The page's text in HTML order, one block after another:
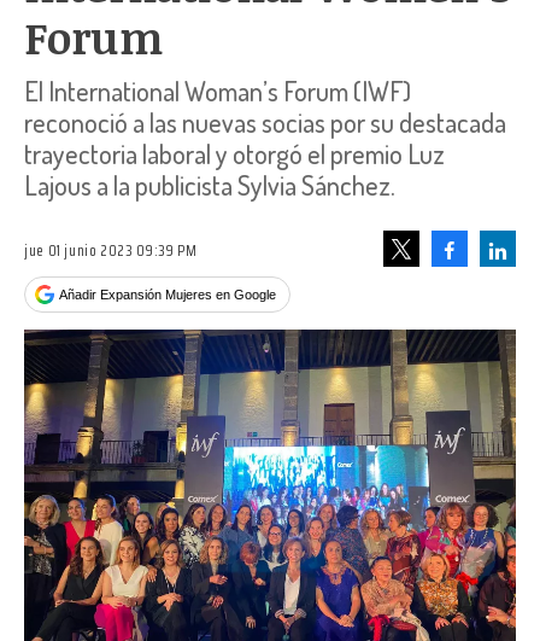
Forum
El International Woman’s Forum (IWF)
reconoció a las nuevas socias por su destacada
trayectoria laboral y otorgó el premio Luz
Lajous a la publicista Sylvia Sánchez.
jue 01 junio 2023 09:39 PM
Añadir Expansión Mujeres en Google
Facebook